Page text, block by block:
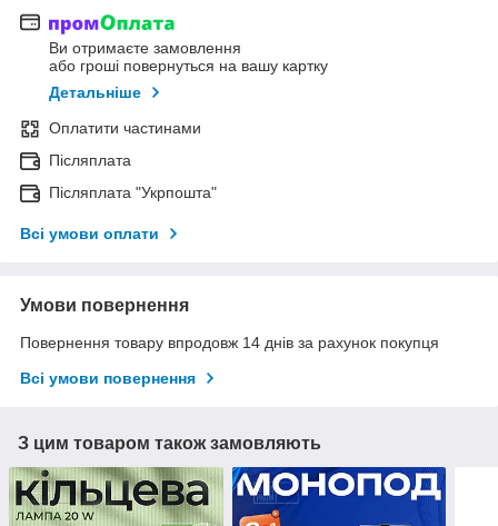
Ви отримаєте замовлення
або гроші повернуться на вашу картку
Детальніше
Оплатити частинами
Післяплата
Післяплата "Укрпошта"
Всі умови оплати
Умови повернення
Повернення товару впродовж 14 днів за рахунок покупця
Всі умови повернення
З цим товаром також замовляють